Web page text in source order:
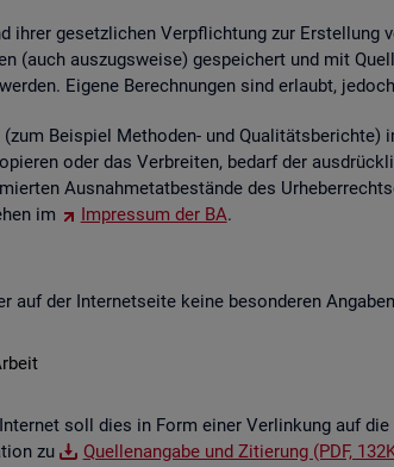
ihrer ge­setz­li­chen Ver­pflich­tung zur
(auch aus­zugs­wei­se) ge­spei­chert und mit
Ei­ge­ne Be­rech­nun­gen sind er­laubt,
Bei­spiel Me­tho­den- und
oder das Ver­brei­ten, be­darf der
Aus­nah­me­tat­be­stän­de des
im
Im­pres­sum der BA.
auf der In­ter­net­sei­te keine be­son­de­ren
soll dies in Form einer Ver­lin­kung auf
zu
Quel­len­an­ga­be und Zi­tie­rung (PDF,